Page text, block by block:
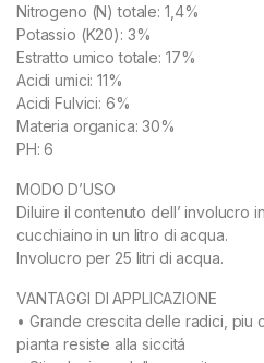
Nitrogeno (N) totale: 1,4%
Potassio (K20): 3%
Estratto umico totale: 17%
Acidi umici: 11%
Acidi Fulvici: 6%
Materia organica: 30%
PH: 6
MODO D’USO
Diluire il contenuto dell’ involucro
cucchiaino in un litro di acqua.
Involucro per 25 litri di acqua.
VANTAGGI DI APPLICAZIONE
• Grande crescita delle radici, piu
pianta resiste alla siccitá